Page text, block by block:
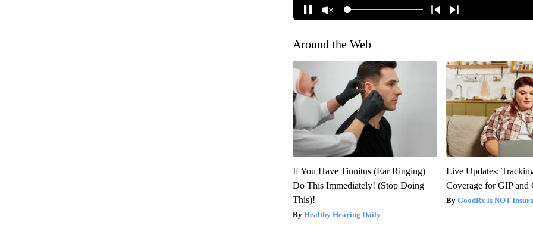
Around the Web
If You Have Tinnitus (Ear Ringing)
Do This Immediately! (Stop Doing
This)!
Healthy Hearing Daily
Live Updates:
Coverage for GIP and
GoodRx is NOT